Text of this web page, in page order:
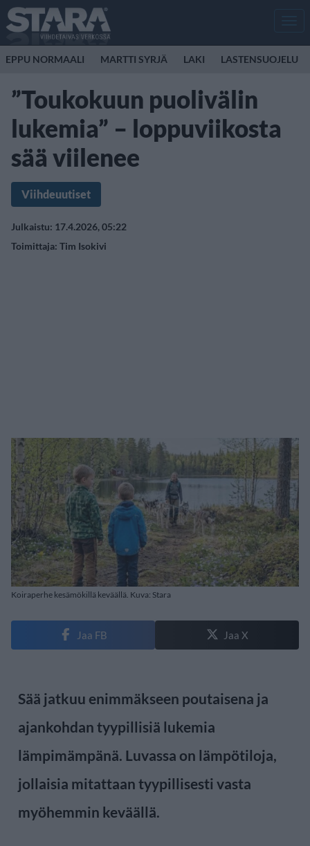
EPPU NORMAALI MARTTI SYRJÄ LAKI LASTENSUOJELU
”Toukokuun puolivälin
lukemia” – loppuviikosta
sää viilenee
Viihdeuutiset
Julkaistu: 17.4.2026, 05:22
Toimittaja: Tim Isokivi
Koiraperhe kesämökillä keväällä. Kuva: Stara
Jaa FB Jaa X
Sää jatkuu enimmäkseen poutaisena ja
ajankohdan tyypillisiä lukemia
lämpimämpänä. Luvassa on lämpötiloja,
jollaisia mitattaan tyypillisesti vasta
myöhemmin keväällä.